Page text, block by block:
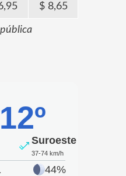
8,65
Suroeste
37-74 km/h
44%